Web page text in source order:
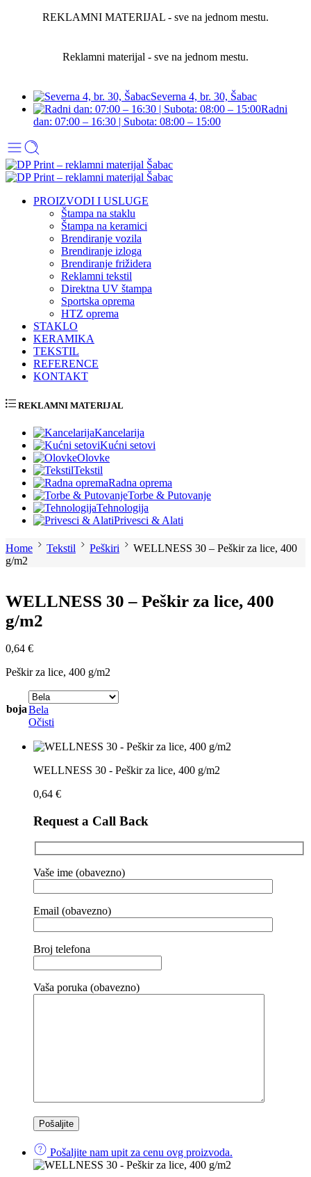
REKLAMNI MATERIJAL - sve na jednom mestu.
Reklamni materijal - sve na jednom mestu.
Severna 4, br. 30, Šabac
Radni
dan: 07:00 – 16:30 | Subota: 08:00 – 15:00
PROIZVODI I USLUGE
Štampa na staklu
Štampa na keramici
Brendiranje vozila
Brendiranje izloga
Brendiranje frižidera
Reklamni tekstil
Direktna UV štampa
Sportska oprema
HTZ oprema
STAKLO
KERAMIKA
TEKSTIL
REFERENCE
KONTAKT
REKLAMNI MATERIJAL
Kancelarija
Kućni setovi
Olovke
Tekstil
Radna oprema
Torbe & Putovanje
Tehnologija
Privesci & Alati
Home Tekstil Peškiri
WELLNESS 30 – Peškir za lice, 400
g/m2
WELLNESS 30 – Peškir za lice, 400
g/m2
0,64 €
Peškir za lice, 400 g/m2
bojaBela
Očisti
WELLNESS 30 - Peškir za lice, 400 g/m2
0,64 €
Request a Call Back
Vaše ime (obavezno)
Email (obavezno)
Broj telefona
Vaša poruka (obavezno)
Pošaljite nam upit za cenu ovg proizvoda.